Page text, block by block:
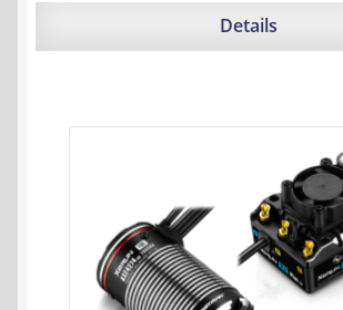
Details